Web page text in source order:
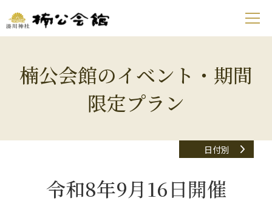
楠公会館のイベント・期間
限定プラン
日付別
令和8年9月16日開催